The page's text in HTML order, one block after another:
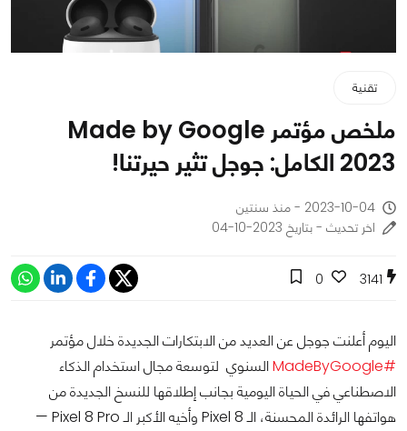
تقنية
ملخص مؤتمر Made by Google
2023 الكامل: جوجل تثير حيرتنا!
2023-10-04 - منذ سنتين
اخر تحديث - بتاريخ 2023-10-04
3141
0
اليوم أعلنت جوجل عن العديد من الابتكارات الجديدة خلال مؤتمر
#MadeByGoogle
السنوي لتوسعة مجال استخدام الذكاء
الاصطناعي في الحياة اليومية بجانب إطلاقها للنسخ الجديدة من
هواتفها الرائدة المحسنة، الـ Pixel 8 وأخيه الأكبر الـ Pixel 8 Pro —